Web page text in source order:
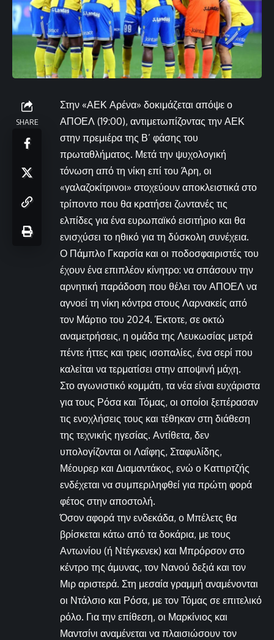
SHARE
Στην «ΑΕΚ Αρένα» δοκιμάζεται απόψε ο
ΑΠΟΕΛ (19:00), αντιμετωπίζοντας την ΑΕΚ
στην πρεμιέρα της Β’ φάσης του
πρωταθλήματος. Μετά την ψυχολογική
τόνωση από τη νίκη επί του Άρη, οι
«γαλαζοκίτρινοι» στοχεύουν αποκλειστικά στο
τρίποντο που θα κρατήσει ζωντανές τις
ελπίδες για ένα ευρωπαϊκό εισιτήριο και θα
ενισχύσει το ηθικό για τη δύσκολη συνέχεια.
Ο Πάμπλο Γκαρσία και οι ποδοσφαιριστές του
έχουν ένα επιπλέον κίνητρο: να σπάσουν την
αρνητική παράδοση που θέλει τον ΑΠΟΕΛ να
αγνοεί τη νίκη κόντρα στους Λαρνακείς από
τον Μάρτιο του 2024. Έκτοτε, σε οκτώ
αναμετρήσεις, η ομάδα της Λευκωσίας μετρά
πέντε ήττες και τρεις ισοπαλίες, ένα σερί που
καλείται να τερματίσει στην αποψινή μάχη.
Στο αγωνιστικό κομμάτι, τα νέα είναι ευχάριστα
για τους Ρόσα και Τόμας, οι οποίοι ξεπέρασαν
τις ενοχλήσεις τους και τέθηκαν στη διάθεση
της τεχνικής ηγεσίας. Αντίθετα, δεν
υπολογίζονται οι Λαΐφης, Σταφυλίδης,
Μέουρερ και Διαμαντάκος, ενώ ο Καττιρτζής
ενδέχεται να συμπεριληφθεί για πρώτη φορά
φέτος στην αποστολή.
Όσον αφορά την ενδεκάδα, ο Μπέλετς θα
βρίσκεται κάτω από τα δοκάρια, με τους
Αντωνίου (ή Ντέγκενεκ) και Μπρόρσον στο
κέντρο της άμυνας, τον Νανού δεξιά και τον
Μιρ αριστερά. Στη μεσαία γραμμή αναμένονται
οι Ντάλσιο και Ρόσα, με τον Τόμας σε επιτελικό
ρόλο. Για την επίθεση, οι Μαρκίνιος και
Μαντσίνι αναμένεται να πλαισιώσουν τον